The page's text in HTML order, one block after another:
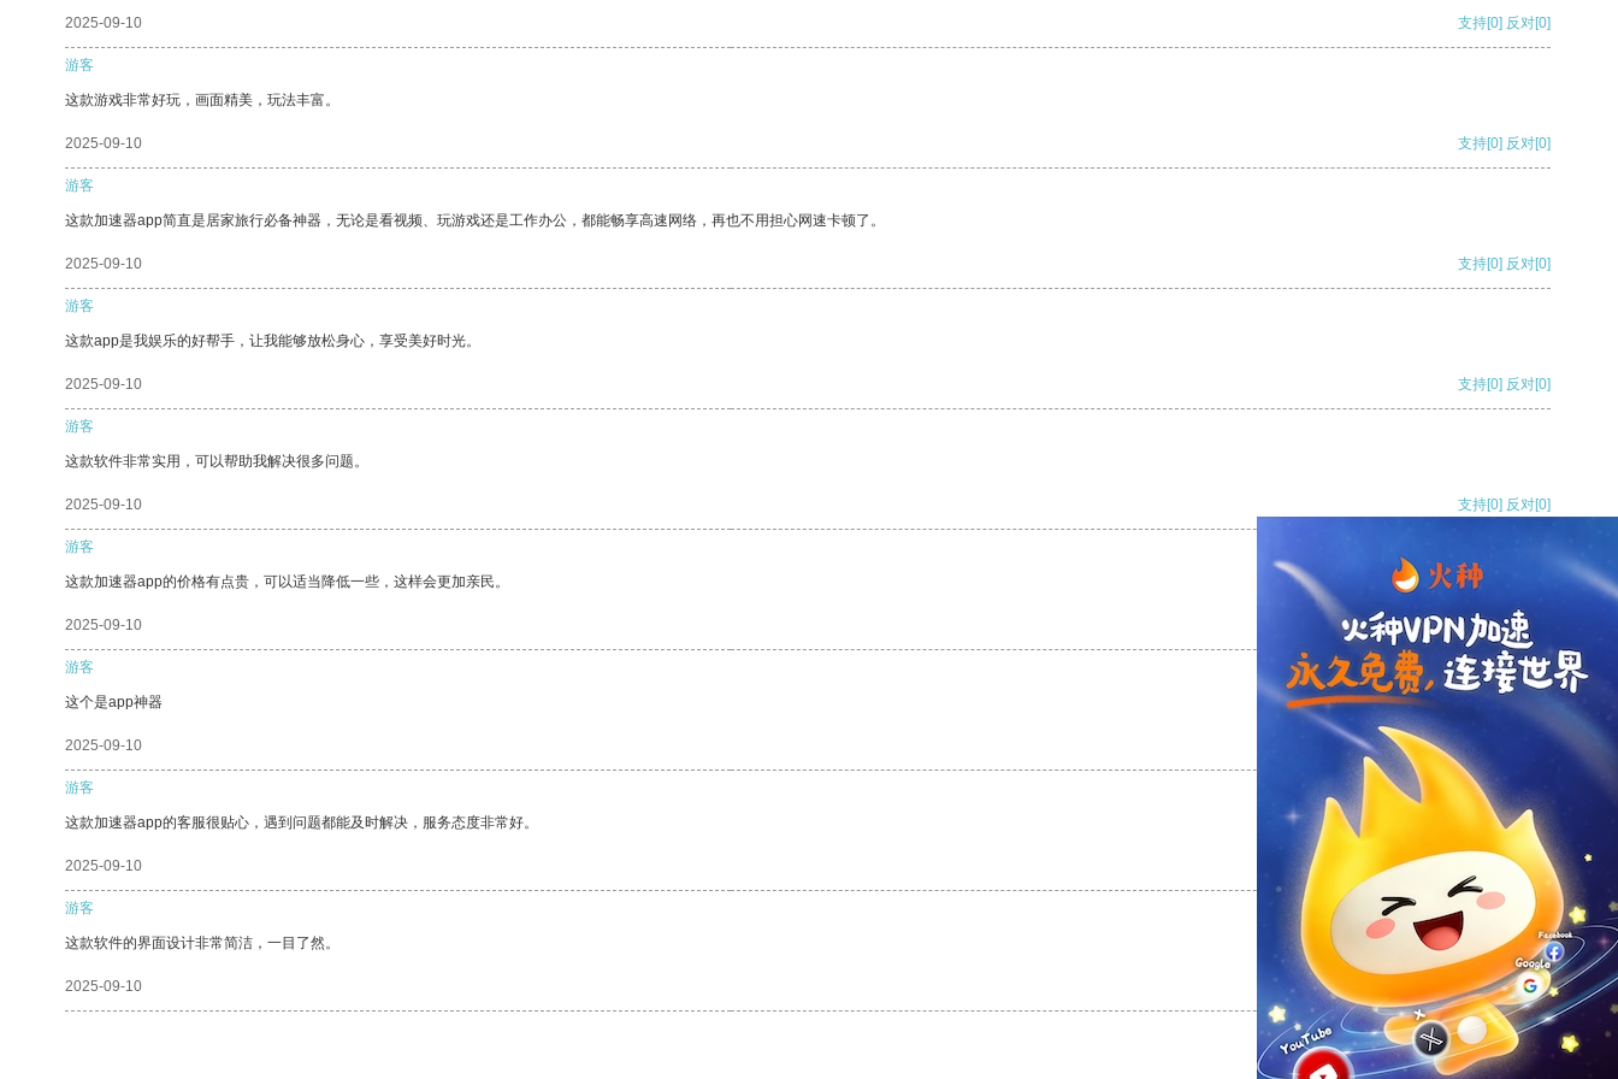
2025-09-10 支持[0] 反对[0]
游客
这款游戏非常好玩，画面精美，玩法丰富。
2025-09-10 支持[0] 反对[0]
游客
这款加速器app简直是居家旅行必备神器，无论是看视频、玩游戏还是工作办公，都能畅享高速网络，再也不用担心网速卡顿了。
2025-09-10 支持[0] 反对[0]
游客
这款app是我娱乐的好帮手，让我能够放松身心，享受美好时光。
2025-09-10 支持[0] 反对[0]
游客
这款软件非常实用，可以帮助我解决很多问题。
2025-09-10 支持[0] 反对[0]
游客
这款加速器app的价格有点贵，可以适当降低一些，这样会更加亲民。
2025-09-10 支持[0] 反对
游客
这个是app神器
2025-09-10 支持
游客
这款加速器app的客服很贴心，遇到问题都能及时解决，服务态度非常好。
2025-09-10 反对 [0]
游客
这款软件的界面设计非常简洁，一目了然。
2025-09-10 支持[0] 反对[0]